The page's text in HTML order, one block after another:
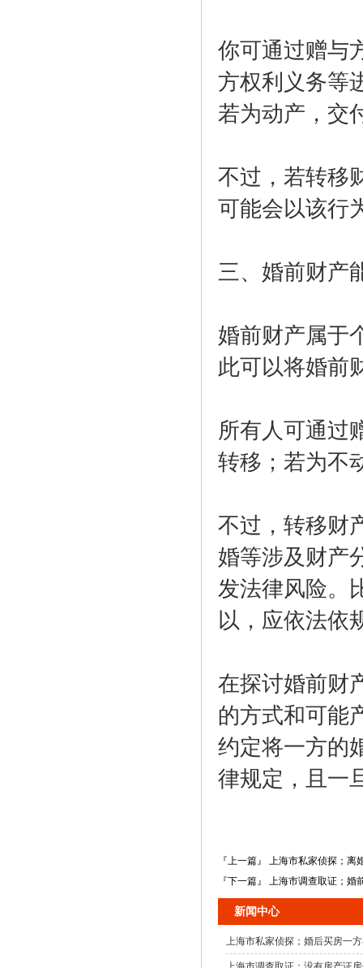
你可通过赠与
方权利义务等
若为动产，交
不过，若转移
可能会以该行
三、婚前财产
婚前财产属于
此可以将婚前
所有人可通过
转移；若为不
不过，转移财
婚等涉及财产
发法律风险。
以，应依法依
在探讨婚前财
的方式和可能
约定将一方的
律规定，且一
『上一篇』 上海市私家侦探；
『下一篇』 上海市调查取证；
新闻中心
上海市私家侦探；婚后买房一